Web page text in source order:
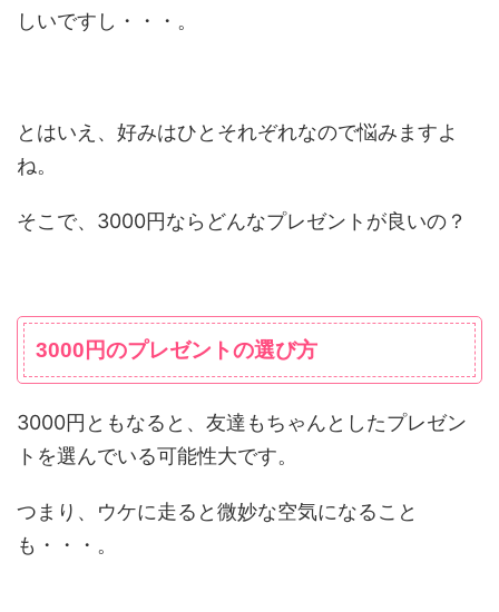
しいですし・・・。
とはいえ、好みはひとそれぞれなので悩みますよ
ね。
そこで、3000円ならどんなプレゼントが良いの？
3000円のプレゼントの選び方
3000円ともなると、友達もちゃんとしたプレゼン
トを選んでいる可能性大です。
つまり、ウケに走ると微妙な空気になること
も・・・。